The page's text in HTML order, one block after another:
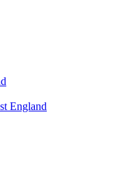
England